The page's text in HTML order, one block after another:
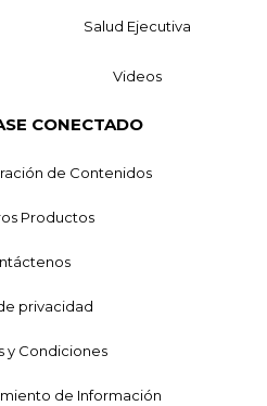
Salud Ejecutiva
Videos
CONECTADO
de Contenidos
Productos
privacidad
y Condiciones
de Información